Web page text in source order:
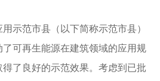
范市县（以下简称示范市县）
可再生能源在建筑领域的应用规
了良好的示范效果。考虑到已批